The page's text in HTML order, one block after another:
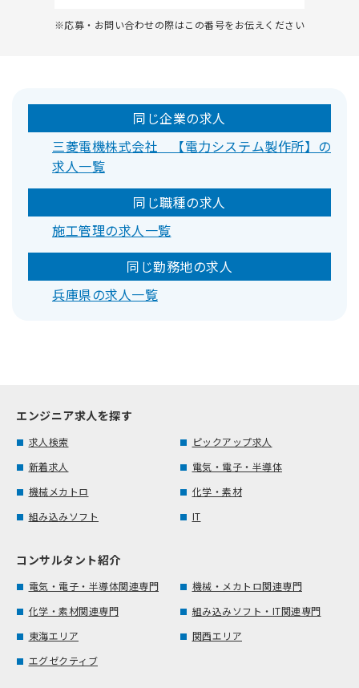
※応募・お問い合わせの際はこの番号をお伝えください
同じ企業の求人
三菱電機株式会社 【電力システム製作所】の
求人一覧
同じ職種の求人
施工管理の求人一覧
同じ勤務地の求人
兵庫県の求人一覧
エンジニア求人を探す
求人検索
ピックアップ求人
新着求人
電気・電子・半導体
機械メカトロ
化学・素材
組み込みソフト
IT
コンサルタント紹介
電気・電子・半導体関連専門
機械・メカトロ関連専門
化学・素材関連専門
組み込みソフト・IT関連専門
東海エリア
関西エリア
エグゼクティブ